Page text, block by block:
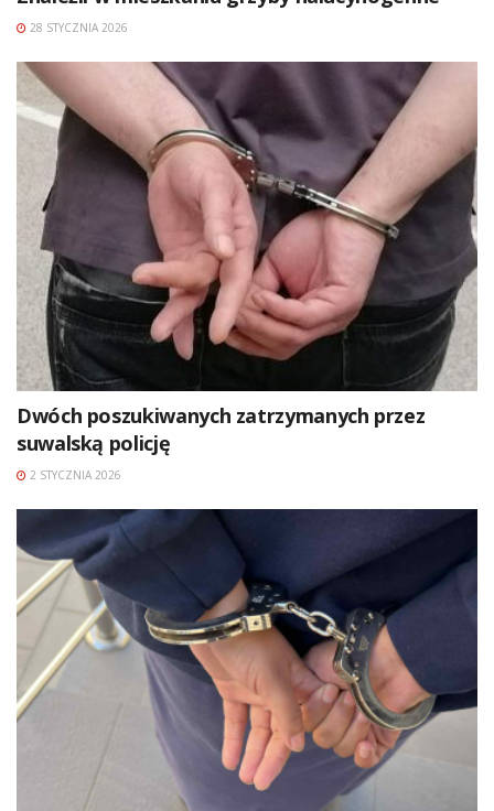
28 STYCZNIA 2026
Dwóch poszukiwanych zatrzymanych przez
suwalską policję
2 STYCZNIA 2026